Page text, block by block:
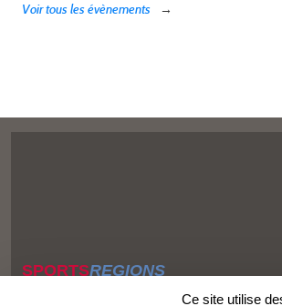
Voir tous les évènements
SPORTSREGIONS
Ce site utilise